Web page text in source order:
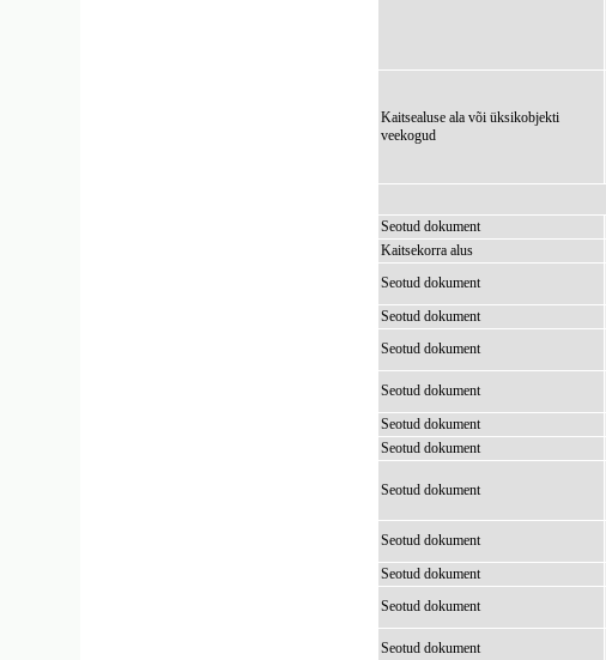
Kaitsealuse ala või üksikobjekti
veekogud
Seotud dokument
Kaitsekorra alus
Seotud dokument
Seotud dokument
Seotud dokument
Seotud dokument
Seotud dokument
Seotud dokument
Seotud dokument
Seotud dokument
Seotud dokument
Seotud dokument
Seotud dokument